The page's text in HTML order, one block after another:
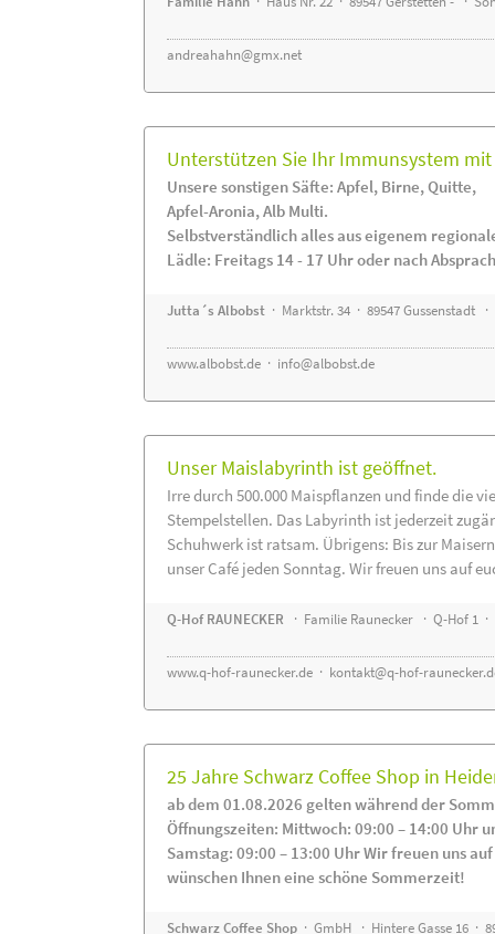
andreahahn@gmx.net
Unterstützen Sie Ihr Immunsystem
Unsere sonstigen Säfte: Apfel, Birne, Quitte,
Apfel-Aronia, Alb Multi.
Selbstverständlich alles aus eigenem
Lädle: Freitags 14 - 17 Uhr oder nach
Jutta´s Albobst · Marktstr. 34 · 89547 Gussenstadt ·
www.albobst.de · info@albobst.de
Unser Maislabyrinth ist geöffnet.
Irre durch 500.000 Maispflanzen und finde die
Stempelstellen. Das Labyrinth ist jederzeit
Schuhwerk ist ratsam. Übrigens: Bis zur
unser Café jeden Sonntag. Wir freuen uns auf
Q-Hof RAUNECKER · Familie Raunecker · Q-Hof 1
www.q-hof-raunecker.de · kontakt@q-hof-
25 Jahre Schwarz Coffee Shop in
ab dem 01.08.2026 gelten während der
Öffnungszeiten: Mittwoch: 09:00 – 14:00 Uhr
Samstag: 09:00 – 13:00 Uhr Wir freuen uns
wünschen Ihnen eine schöne Sommerzeit!
Schwarz Coffee Shop · GmbH · Hintere Gasse 16 ·